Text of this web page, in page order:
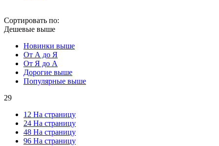
Сортировать по:
Дешевые выше
Новинки выше
От А до Я
От Я до А
Дорогие выше
Популярные выше
29
12 На страницу
24 На страницу
48 На страницу
96 На страницу